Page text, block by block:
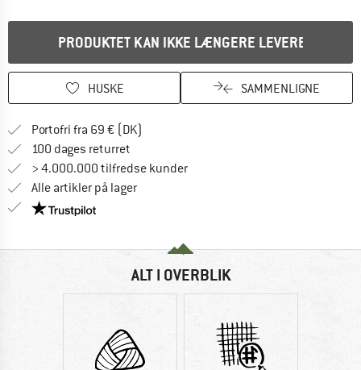
PRODUKTET KAN IKKE LÆNGERE LEVERES
HUSKE SAMMENLIGNE
Portofri fra 69 € (DK)
100 dages returret
> 4.000.000 tilfredse kunder
Alle artikler på lager
Vi er Trustpilot-certificeret - oplysningerne får du
ALT I OVERBLIK